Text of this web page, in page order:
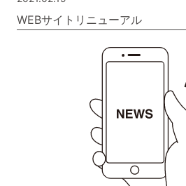
WEBサイトリニューアル